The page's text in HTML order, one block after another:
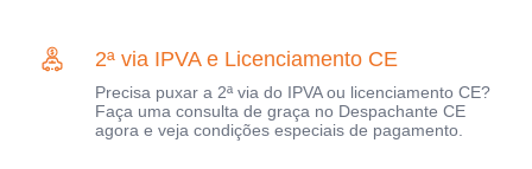
2ª via IPVA e Licenciamento CE
Precisa puxar a 2ª via do IPVA ou licenciamento CE?
Faça uma consulta de graça no Despachante CE
agora e veja condições especiais de pagamento.